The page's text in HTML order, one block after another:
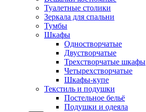
Туалетные столики
Зеркала для спальни
Тумбы
Шкафы
Одностворчатые
Двустворчатые
Трехстворчатые шкафы
Четырехстворчатые
Шкафы-купе
Текстиль и подушки
Постельное бельё
Подушки и одеяла